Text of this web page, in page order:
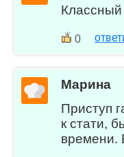
0
Марина
Приступ
к стати,
времени.